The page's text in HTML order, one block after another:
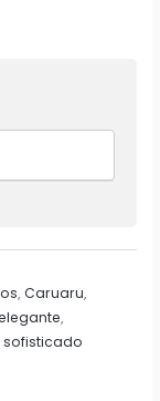
,Caruaru,
,
sofisticado